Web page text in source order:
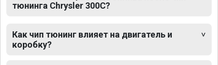
тюнинга Chrysler 300C?
Как чип тюнинг влияет на двигатель и
коробку?